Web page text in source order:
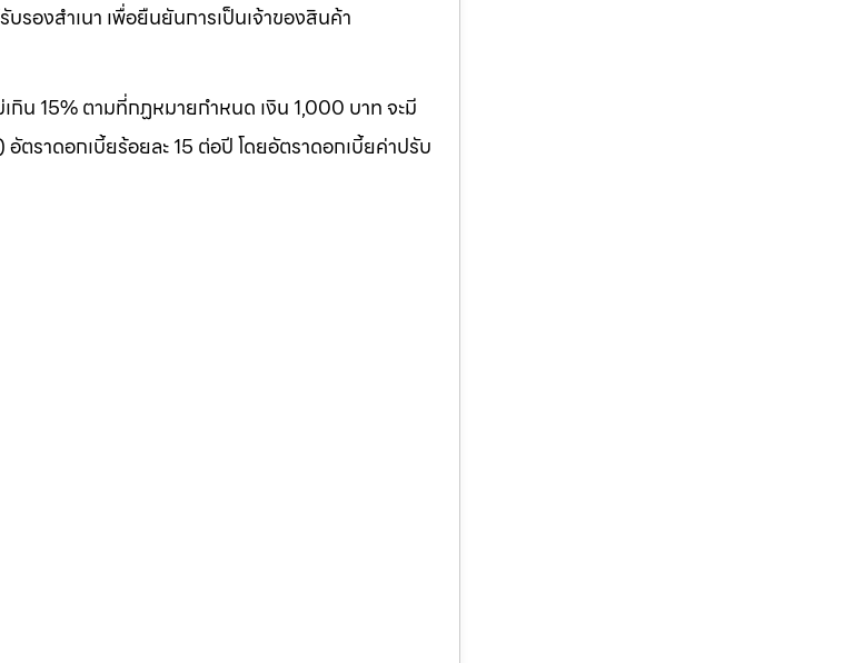
รองสำเนา เพื่อยืนยันการเป็นเจ้าของสินค้า
กิน 15% ตามที่กฏหมายกำหนด เงิน 1,000 บาท จะมี
ราดอกเบี้ยร้อยละ 15 ต่อปี โดยอัตราดอกเบี้ยค่าปรับ